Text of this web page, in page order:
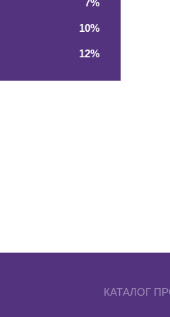
7%
10%
12%
КАТАЛОГ